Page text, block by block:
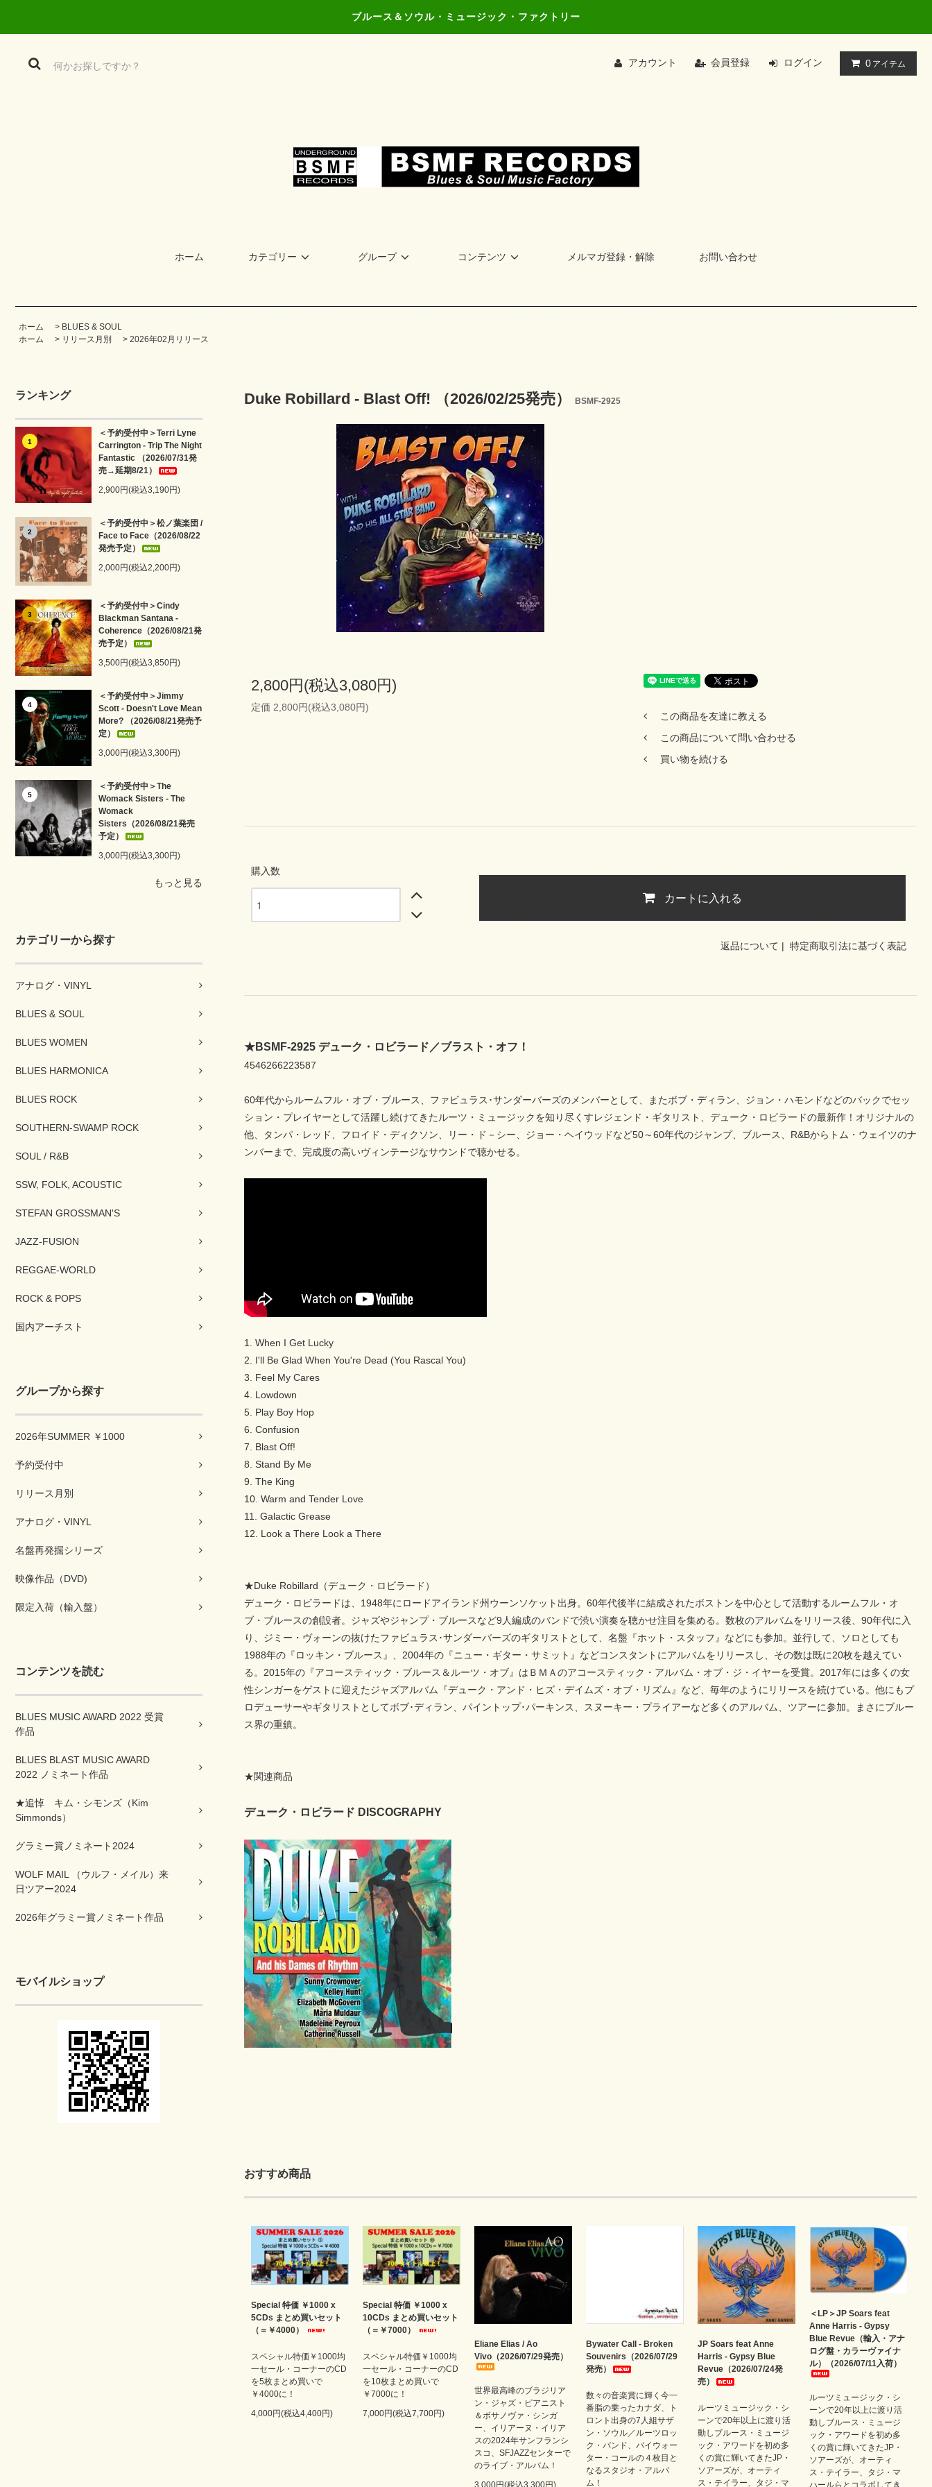
ブルース＆ソウル・ミュージック・ファクトリー
アカウント 会員登録 ログイン 0 アイテム
ホーム カテゴリー グループ コンテンツ メルマガ登録・解除 お問い合わせ
ホーム > BLUES & SOUL
ホーム
> リリース月別 > 2026年02月リリース
ランキング
1
＜予約受付中＞Terri Lyne
Carrington - Trip The Night
Fantastic （2026/07/31発
売→延期8/21）
2,900円(税込3,190円)
2
＜予約受付中＞松ノ葉楽団 /
Face to Face（2026/08/22
発売予定）
2,000円(税込2,200円)
3
＜予約受付中＞Cindy
Blackman Santana -
Coherence（2026/08/21発
売予定）
3,500円(税込3,850円)
4
＜予約受付中＞Jimmy
Scott - Doesn't Love Mean
More? （2026/08/21発売予
定）
3,000円(税込3,300円)
5
＜予約受付中＞The
Womack Sisters - The
Womack
Sisters（2026/08/21発売
予定）
3,000円(税込3,300円)
もっと見る
カテゴリーから探す
アナログ・VINYL
BLUES & SOUL
BLUES WOMEN
BLUES HARMONICA
BLUES ROCK
SOUTHERN-SWAMP ROCK
SOUL / R&B
SSW, FOLK, ACOUSTIC
STEFAN GROSSMAN'S
JAZZ-FUSION
REGGAE-WORLD
ROCK & POPS
国内アーチスト
グループから探す
2026年SUMMER ￥1000
予約受付中
リリース月別
アナログ・VINYL
名盤再発掘シリーズ
映像作品（DVD)
限定入荷（輸入盤）
コンテンツを読む
BLUES MUSIC AWARD 2022 受賞
作品
BLUES BLAST MUSIC AWARD
2022 ノミネート作品
★追悼 キム・シモンズ（Kim
Simmonds）
グラミー賞ノミネート2024
WOLF MAIL （ウルフ・メイル）来
日ツアー2024
2026年グラミー賞ノミネート作品
モバイルショップ
Duke Robillard - Blast Off! （2026/02/25発売） BSMF-2925
2,800円(税込3,080円)
定価 2,800円(税込3,080円)
この商品を友達に教える
この商品について問い合わせる
買い物を続ける
購入数
カートに入れる
返品について | 特定商取引法に基づく表記
★BSMF-2925 デューク・ロビラード／ブラスト・オフ！
4546266223587
60年代からルームフル・オブ・ブルース、ファビュラス･サンダーバーズのメンバーとして、またボブ・ディラン、ジョン・ハモンドなどのバックでセッ
ション・プレイヤーとして活躍し続けてきたルーツ・ミュージックを知り尽くすレジェンド・ギタリスト、デューク・ロビラードの最新作！オリジナルの
他、タンパ・レッド、フロイド・ディクソン、リー・ド－シー、ジョー・ヘイウッドなど50～60年代のジャンプ、ブルース、R&Bからトム・ウェイツのナ
ンバーまで、完成度の高いヴィンテージなサウンドで聴かせる。
1. When I Get Lucky
2. I'll Be Glad When You're Dead (You Rascal You)
3. Feel My Cares
4. Lowdown
5. Play Boy Hop
6. Confusion
7. Blast Off!
8. Stand By Me
9. The King
10. Warm and Tender Love
11. Galactic Grease
12. Look a There Look a There
★Duke Robillard（デューク・ロビラード）
デューク・ロビラードは、1948年にロードアイランド州ウーンソケット出身。60年代後半に結成されたボストンを中心として活動するルームフル・オ
ブ・ブルースの創設者。ジャズやジャンプ・ブルースなど9人編成のバンドで渋い演奏を聴かせ注目を集める。数枚のアルバムをリリース後、90年代に入
り、ジミー・ヴォーンの抜けたファビュラス･サンダーバーズのギタリストとして、名盤『ホット・スタッフ』などにも参加。並行して、ソロとしても
1988年の『ロッキン・ブルース』、2004年の『ニュー・ギター・サミット』などコンスタントにアルバムをリリースし、その数は既に20枚を越えてい
る。2015年の『アコースティック・ブルース＆ルーツ・オブ』はＢＭＡのアコースティック・アルバム・オブ・ジ・イヤーを受賞。2017年には多くの女
性シンガーをゲストに迎えたジャズアルバム『デューク・アンド・ヒズ・デイムズ・オブ・リズム』など、毎年のようにリリースを続けている。他にもプ
ロデューサーやギタリストとしてボブ･ディラン、パイントップ･パーキンス、スヌーキー・プライアーなど多くのアルバム、ツアーに参加。まさにブルー
ス界の重鎮。
★関連商品
デューク・ロビラード DISCOGRAPHY
おすすめ商品
Special 特価 ￥1000 x
5CDs まとめ買いセット
（＝￥4000）
スペシャル特価￥1000均
一セール・コーナーのCD
を5枚まとめ買いで
￥4000に！
4,000円(税込4,400円)
Special 特価 ￥1000 x
10CDs まとめ買いセット
（＝￥7000）
スペシャル特価￥1000均
一セール・コーナーのCD
を10枚まとめ買いで
￥7000に！
7,000円(税込7,700円)
Eliane Elias / Ao
Vivo（2026/07/29発売）
世界最高峰のブラジリア
ン・ジャズ・ピアニスト
＆ボサノヴァ・シンガ
ー、イリアーヌ・イリア
スの2024年サンフランシ
スコ、SFJAZZセンターで
のライブ・アルバム！
3,000円(税込3,300円)
Bywater Call - Broken
Souvenirs（2026/07/29
発売）
数々の音楽賞に輝く今一
番脂の乗ったカナダ、ト
ロント出身の7人組サザ
ン・ソウル／ルーツロッ
ク・バンド、バイウォー
ター・コールの４枚目と
なるスタジオ・アルバ
ム！
JP Soars feat Anne
Harris - Gypsy Blue
Revue（2026/07/24発
売）
ルーツミュージック・シ
ーンで20年以上に渡り活
動しブルース・ミュージ
ック・アワードを初め多
くの賞に輝いてきたJP・
ソアーズが、オーティ
ス・テイラー、タジ・マ
＜LP＞JP Soars feat
Anne Harris - Gypsy
Blue Revue（輸入・アナ
ログ盤・カラーヴァイナ
ル）（2026/07/11入荷）
ルーツミュージック・シ
ーンで20年以上に渡り活
動しブルース・ミュージ
ック・アワードを初め多
くの賞に輝いてきたJP・
ソアーズが、オーティ
ス・テイラー、タジ・マ
ハールらとコラボしてき